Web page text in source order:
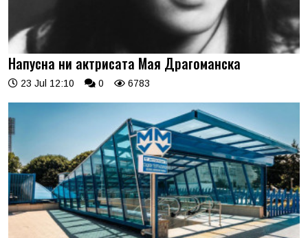
Напусна ни актрисата Мая Драгоманска
23 Jul 12:10 0 6783